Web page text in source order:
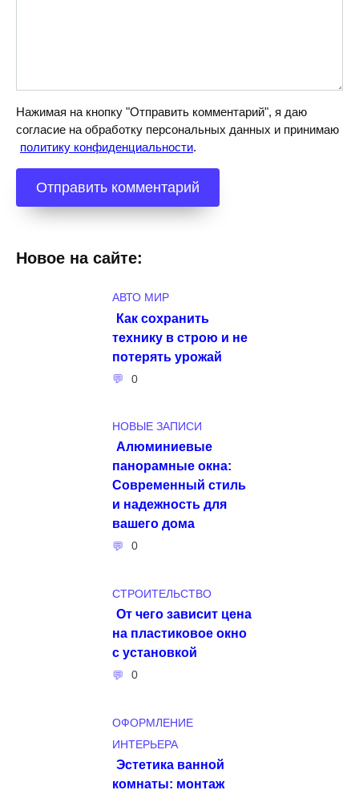
Нажимая на кнопку "Отправить комментарий", я даю
согласие на обработку персональных данных и принимаю
политику конфиденциальности.
Новое на сайте:
АВТО МИР
Как сохранить
технику в строю и не
потерять урожай
0
НОВЫЕ ЗАПИСИ
Алюминиевые
панорамные окна:
Современный стиль
и надежность для
вашего дома
0
СТРОИТЕЛЬСТВО
От чего зависит цена
на пластиковое окно
с установкой
0
ОФОРМЛЕНИЕ
ИНТЕРЬЕРА
Эстетика ванной
комнаты: монтаж